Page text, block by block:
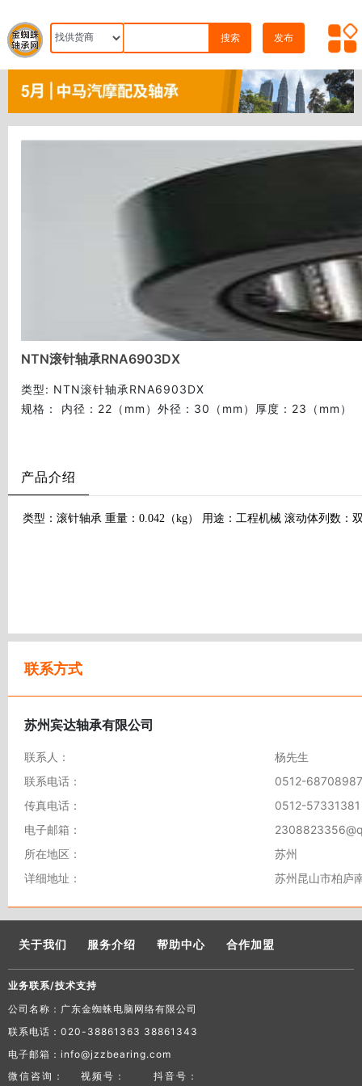
搜索 发布
NTN滚针轴承RNA6903DX
类型: NTN滚针轴承RNA6903DX
规格 ： 内径：22（mm）外径：30（mm）厚度：23（mm）
产品介绍
类型：滚针轴承 重量：0.042（kg） 用途：工程机械 滚动体列数：
联系方式
苏州宾达轴承有限公司
联系人：
杨先生
联系电话：
0512-
传真电话：
0512-57331381
电子邮箱：
所在地区：
苏州
详细地址：
苏州昆山市柏庐
关于我们 服务介绍 帮助中心 合作加盟
业务联系/技术支持
公司名称：广东金蜘蛛电脑网络有限公司
联系电话：020-38861363 38861343
电子邮箱：info@jzzbearing.com
微信咨询：
视频号： 抖音号：